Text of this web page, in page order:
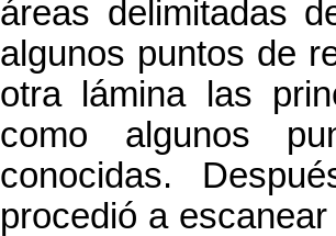
áreas delimitadas
algunos puntos de
otra lámina las
como algunos
conocidas.
procedió a